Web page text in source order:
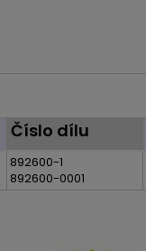
Číslo dílu
892600-1
892600-0001